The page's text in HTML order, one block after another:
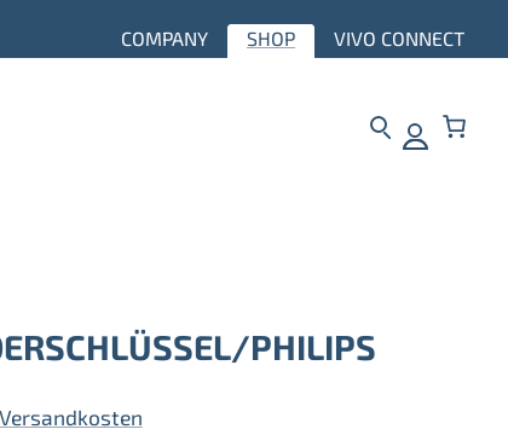
COMPANY SHOP VIVO CONNECT
PHILIPS
Versandkosten